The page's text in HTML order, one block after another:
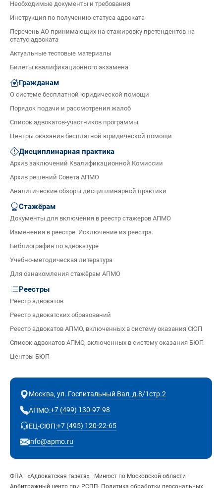
Необходимые документы и требования
Инструкция по получению статуса адвоката
Перечень АО принимающих на стажировку претендентов на
статус адвоката
Актуальные тестовые материалы
Билеты квалификационного экзамена
Гражданам
О системе бесплатной юридической помощи
Порядок подачи и рассмотрения жалоб
Список адвокатов-участников программы
Центры оказания бесплатной юридической помощи
Дисциплинарная практика
Архив заключений Квалификационной Комиссии
Архив решений Совета АПМО
Аналитические обзоры дисциплинарной практики
Стажёрам
Документы для включения в реестр стажеров АПМО
Изменения в реестре. Исключение из реестра.
Библиография по адвокатуре
Учебно-методическая литература
Для ознакомления стажёрам АПМО
Реестры
Реестр адвокатов
Реестр адвокатских образований
Реестр адвокатов АПМО, включенных в систему оказания СЮП
Список адвокатов АПМО, включенных в систему оказания БЮП
Центры БЮП
Москва, ул. Госпитальный Вал, д.8/1стр.2
АПМО:+7 (499) 130-97-98
ЕЦ-СЮП:+7 (495) 120-22-65
info@apmo.ru
ФПА · «Адвокатская газета» · Минюст по Московской области ·
Арбитражный центр при РСПП · Политика обработки персональных